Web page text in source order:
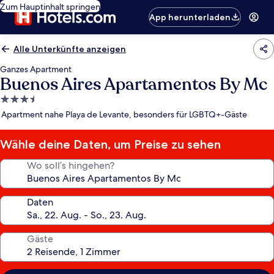
Zum Hauptinhalt springen
App herunterladen
Alle Unterkünfte anzeigen
Ganzes Apartment
Buenos Aires Apartamentos By Mc
3.5-
Sterne-
Apartment nahe Playa de Levante, besonders für LGBTQ+-Gäste
Wähle deine Daten, um Preise zu sehen
Wo soll’s hingehen?
Daten
Gäste